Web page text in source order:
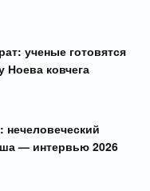
ученые готовятся
Ноева ковчега
нечеловеческий
— интервью 2026